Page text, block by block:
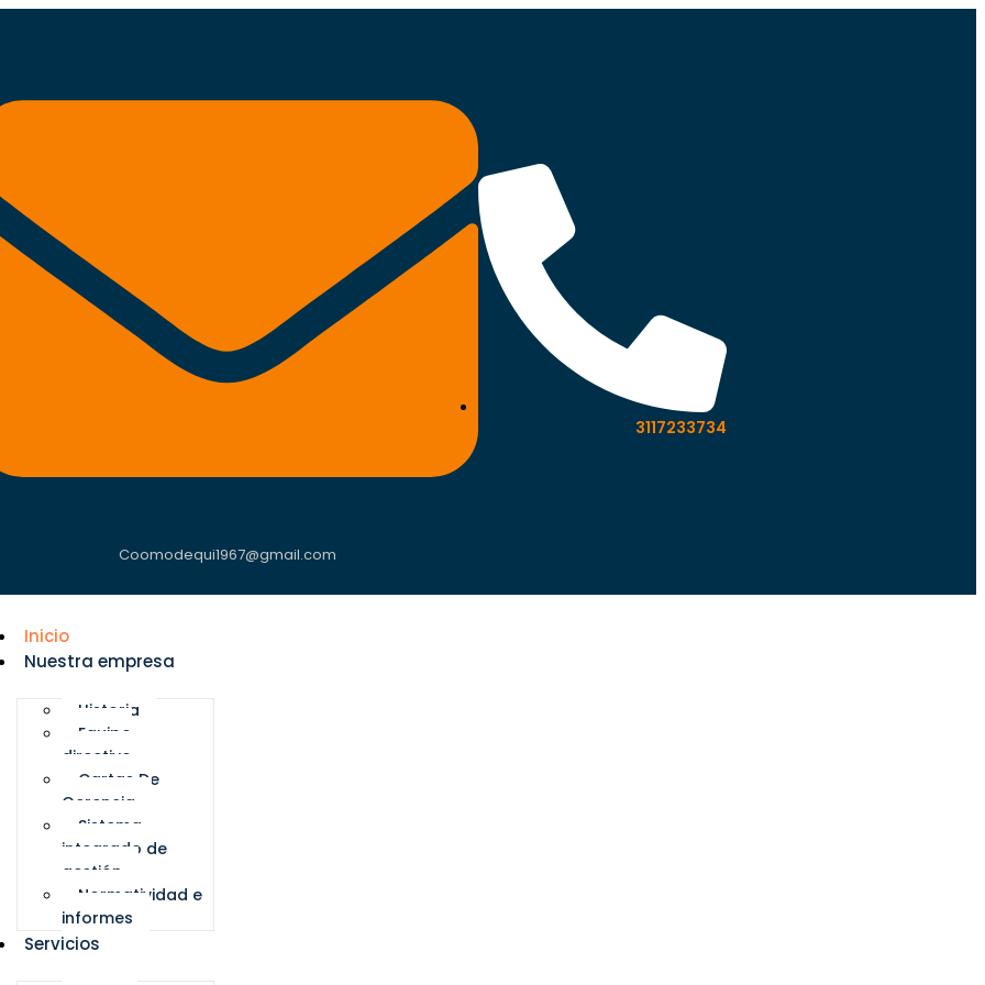
Coomodequi1967@gmail.com
3117233734
Inicio
Nuestra empresa
Historia
Equipo
directivo
Cartas De
Gerencia
Sistema
integrado de
gestión
Normatividad e
informes
Servicios